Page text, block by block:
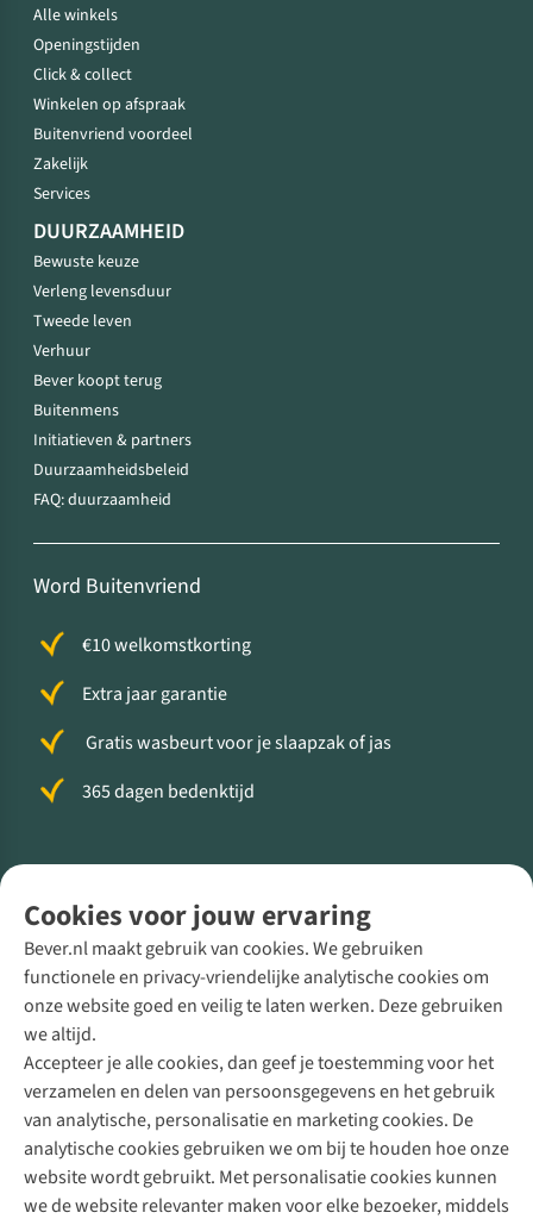
Cookies voor jouw ervaring
Bever.nl maakt gebruik van cookies. We gebruiken
functionele en privacy-vriendelijke analytische cookies om
onze website goed en veilig te laten werken. Deze gebruiken
we altijd.
Accepteer je alle cookies, dan geef je toestemming voor het
verzamelen en delen van persoonsgegevens en het gebruik
van analytische, personalisatie en marketing cookies. De
analytische cookies gebruiken we om bij te houden hoe onze
website wordt gebruikt. Met personalisatie cookies kunnen
we de website relevanter maken voor elke bezoeker, middels
Alle winkels
Openingstijden
Click & collect
Winkelen op afspraak
Buitenvriend voordeel
Zakelijk
Services
DUURZAAMHEID
Bewuste keuze
Verleng levensduur
Tweede leven
Verhuur
Bever koopt terug
Buitenmens
Initiatieven & partners
Duurzaamheidsbeleid
FAQ: duurzaamheid
Word Buitenvriend
€10 welkomstkorting
Extra jaar garantie
Gratis wasbeurt voor je slaapzak of jas
365 dagen bedenktijd
Direct advies van een Buitenexpert
+31 (0)85 888 50 88
+31 6 12 28 49 80
Contactformulier